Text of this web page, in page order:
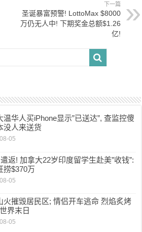
下一篇
圣诞暴富预警! LottoMax $8000
万仍无人中! 下期奖金总额$1.26
亿!
温华人买iPhone显示”已送达”, 查监控傻
没人来送货
05
返! 加拿大22岁印度留学生赴美”收钱”:
捞$370万
05
火摧毁居民区; 情侣开车逃命 烈焰炙烤
界末日
05